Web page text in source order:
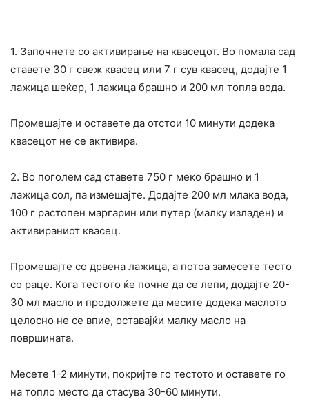
1. Започнете со активирање на квасецот. Во помала сад
ставете 30 г свеж квасец или 7 г сув квасец, додајте 1
лажица шеќер, 1 лажица брашно и 200 мл топла вода.
Промешајте и оставете да отстои 10 минути додека
квасецот не се активира.
2. Во поголем сад ставете 750 г меко брашно и 1
лажица сол, па измешајте. Додајте 200 мл млака вода,
100 г растопен маргарин или путер (малку изладен) и
активираниот квасец.
Промешајте со дрвена лажица, а потоа замесете тесто
со раце. Кога тестото ќе почне да се лепи, додајте 20-
30 мл масло и продолжете да месите додека маслото
целосно не се впие, оставајќи малку масло на
површината.
Месете 1-2 минути, покријте го тестото и оставете го
на топло место да стасува 30-60 минути.